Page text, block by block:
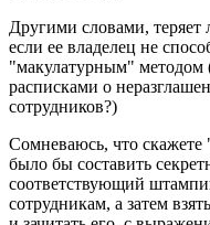
Другими словами, теряет
если ее владелец не
"макулатурным" методом
расписками о
сотрудников?)
Сомневаюсь, что
было бы составить
соответствующий
сотрудникам, а затем